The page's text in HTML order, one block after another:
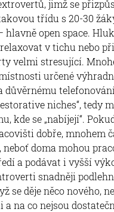
jimž se
třídu s 20-30
hlavně open space.
v tichu nebo
velmi stresující.
určené
důvěrnému
niches“, tedy
kde se „nabíjejí“.
dobře, mnohem
neboť doma mohou
a podávat i vyšší
snadněji
se děje něco nového,
a na co nejsou